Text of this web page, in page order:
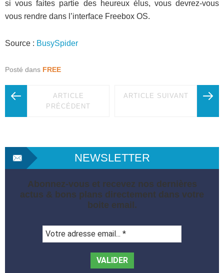
si vous faites partie des heureux élus, vous devrez-vous
vous rendre dans l’interface Freebox OS.
Source : BusySpider
Posté dans FREE
ARTICLE
PRÉCÉDENT
ARTICLE SUIVANT
NEWSLETTER
Abonnez-vous et recevez nos dernières
actus & bons plans directement dans votre
boite email.
adresse